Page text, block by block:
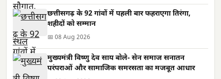
छत्तीसगढ़ के 92 गांवों में पहली बार फहराएगा तिरंगा,
शहीदों को सम्मान
📅 08 Aug 2026
मुख्यमंत्री विष्णु देव साय बोले- सेन समाज सनातन
परंपराओं और सामाजिक समरसता का मजबूत आधार